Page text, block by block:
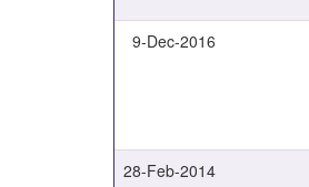
9-Dec-2016
28-Feb-2014